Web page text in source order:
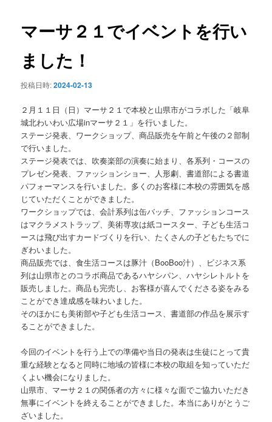
ン
ツ
へ
移
動
ビ
ゲ
マーサ２１でイベントを行い
ました！
投稿日時:2024-02-13
２月１１日（日）マーサ２１で本校と山県市がコラボした「岐阜
城北わいわい広場inマーサ２１」を行いました。
ステージ発表、ワークショップ、商品販売を午前と午後の２部制
で行いました。
ステージ発表では、吹奏楽部の演奏に始まり、各系列・コースの
プレゼン発表、ファッションショー、人形劇、書道部による書道
パフォーマンスを行いました。多くのお客様に本校の雰囲気を感
じていただくことができました。
ワークショップでは、会計系列は缶バッチ、ファッションコース
はマクラメストラップ、美術専攻は紙コースター、子ども生活コ
ースは飛び出すカードづくりを行い、たくさんの子どもたちでに
ぎわいました。
商品販売では、食生活コースは豚汁（BooBoo汁）、ビジネス系
列は山県市とのコラボ商品であるハヤシパン、ハヤシレトルトを
販売しました。商品も完売し、お客様が喜んでくださる姿をみる
ことができ達成感を味わいました。
そのほかにも美術部や子ども生活コース、書道部の作品を展示す
ることができました。
今回のイベントを行う上での準備や当日の発表は生徒にとって貴
重な経験となると同時に地域の皆様に本校の取組を知っていただ
くよい機会になりました。
山県市、マーサ２１の関係者の方々に様々な面でご協力いただき
無事にイベントを終えることができました。本当にありがとうご
ざいました。